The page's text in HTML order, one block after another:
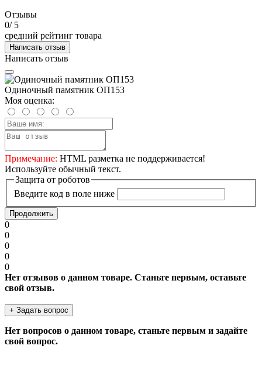
Отзывы
0/ 5
средний рейтинг товара
Написать отзыв
Написать отзыв
Одиночный памятник ОП153
Моя оценка:
Примечание: HTML разметка не поддерживается!
Используйте обычный текст.
Защита от роботов
Введите код в поле ниже
Продолжить
0
0
0
0
0
Нет отзывов о данном товаре. Станьте первым, оставьте
свой отзыв.
+ Задать вопрос
Нет вопросов о данном товаре, станьте первым и задайте
свой вопрос.